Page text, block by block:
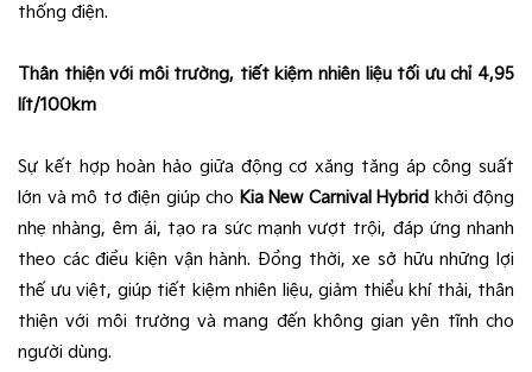
thống điện.
Thân thiện với môi trường, tiết kiệm nhiên liệu tối ưu chỉ 4,95
lít/100km
Sự kết hợp hoàn hảo giữa động cơ xăng tăng áp công suất
lớn và mô tơ điện giúp cho Kia New Carnival Hybrid khởi động
nhẹ nhàng, êm ái, tạo ra sức mạnh vượt trội, đáp ứng nhanh
theo các điều kiện vận hành. Đồng thời, xe sở hữu những lợi
thế ưu việt, giúp tiết kiệm nhiên liệu, giảm thiểu khí thải, thân
thiện với môi trường và mang đến không gian yên tĩnh cho
người dùng.